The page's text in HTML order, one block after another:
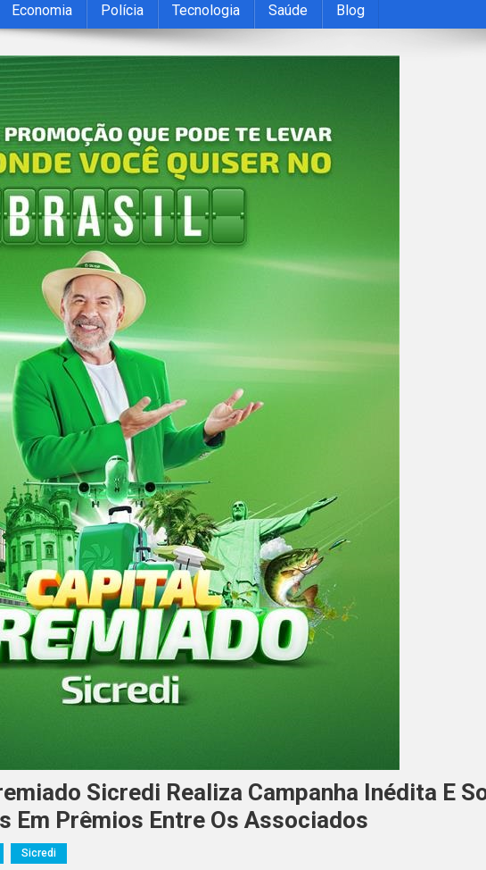
Economia Polícia Tecnologia Saúde Blog
Sicredi Realiza Campanha Inédita E
Em Prêmios Entre Os Associados
Sicredi